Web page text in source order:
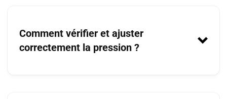
5 bar = 72,5 PSI
7 bar = 101,5 PSI
Comment vérifier et ajuster
correctement la pression ?